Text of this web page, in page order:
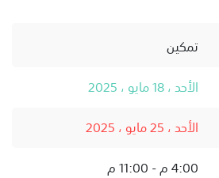
تمكين
الأحد ، 18 مايو ، 2025
الأحد ، 25 مايو ، 2025
4:00 م - 11:00 م